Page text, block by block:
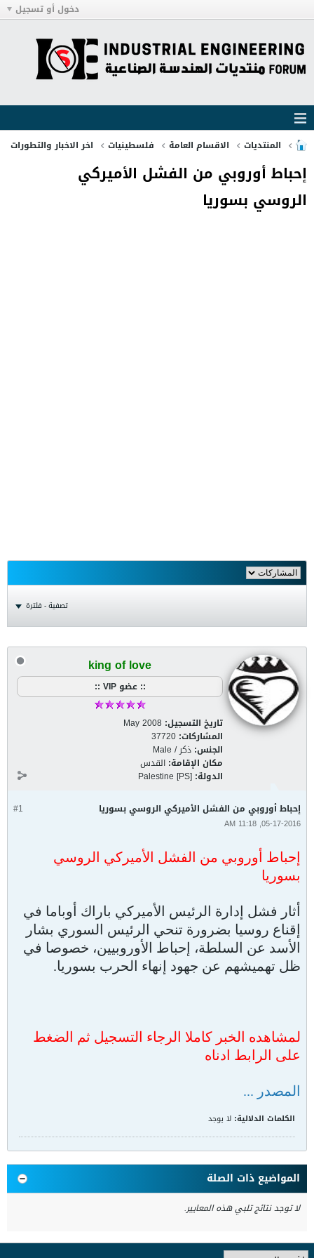
دخول أو تسجيل
المنتديات الاقسام العامة فلسطينيات اخر الاخبار والتطورات
إحباط أوروبي من الفشل الأميركي
الروسي بسوريا
تصفية - فلترة
king of love
:: عضو VIP ::
تاريخ التسجيل: May 2008
المشاركات: 37720
الجنس: ذكر / Male
مكان الإقامة: القدس
الدولة: Palestine [PS]
#1 إحباط أوروبي من الفشل الأميركي الروسي بسوريا
05-17-2016, 11:18 AM
إحباط أوروبي من الفشل الأميركي الروسي
بسوريا
أثار فشل إدارة الرئيس الأميركي باراك أوباما في
إقناع روسيا بضرورة تنحي الرئيس السوري بشار
الأسد عن السلطة، إحباط الأوروبيين، خصوصا في
ظل تهميشهم عن جهود إنهاء الحرب بسوريا.
لمشاهده الخبر كاملا الرجاء التسجيل ثم الضغط
على الرابط ادناه
المصدر ...
الكلمات الدلالية: لا يوجد
المواضيع ذات الصلة
لا توجد نتائج تلبي هذه المعايير.